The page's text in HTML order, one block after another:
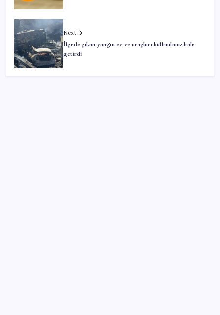
Next
İlçede çıkan yangın ev ve araçları kullanılmaz hale
getirdi